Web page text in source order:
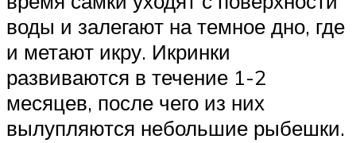
воды и залегают на темное дно, где
и метают икру. Икринки
развиваются в течение 1-2
месяцев, после чего из них
вылупляются небольшие рыбешки.